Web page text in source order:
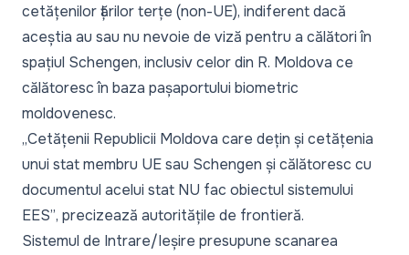
cetățenilor țărilor terțe (non-UE), indiferent dacă
aceștia au sau nu nevoie de viză pentru a călători în
spațiul Schengen, inclusiv celor din R. Moldova ce
călătoresc în baza pașaportului biometric
moldovenesc.
„Cetățenii Republicii Moldova care dețin și cetățenia
unui stat membru UE sau Schengen și călătoresc cu
documentul acelui stat NU fac obiectul sistemului
EES”, precizează autoritățile de frontieră.
Sistemul de Intrare/Ieșire presupune scanarea